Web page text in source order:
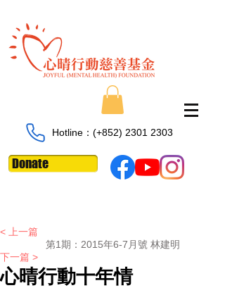
Hotline：​​(+852) 2301 2303
Donate
< 上一篇
第1期： 2015年6-7月號 林建明
下一篇 >
心晴行動十年情